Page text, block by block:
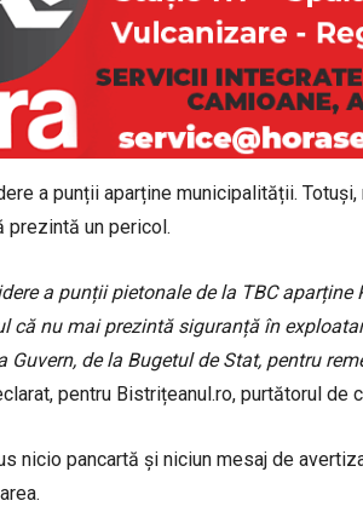
a punții aparține municipalității.
prezintă un pericol.
a punții pietonale de la TBC
că nu mai prezintă siguranță în
Guvern, de la Bugetul de Stat, pentru
pentru Bistrițeanul.ro, purtătorul de
nicio pancartă și niciun mesaj de